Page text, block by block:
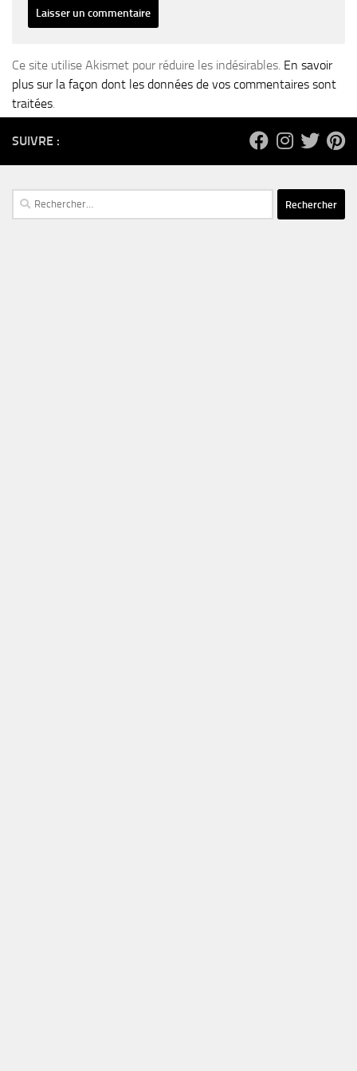
Ce site utilise Akismet pour réduire les indésirables. En savoir
plus sur la façon dont les données de vos commentaires sont
traitées.
SUIVRE :
Rechercher :